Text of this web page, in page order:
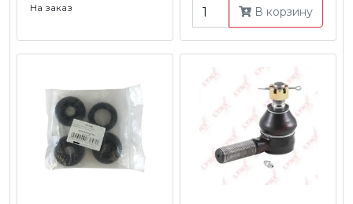
На заказ В корзину